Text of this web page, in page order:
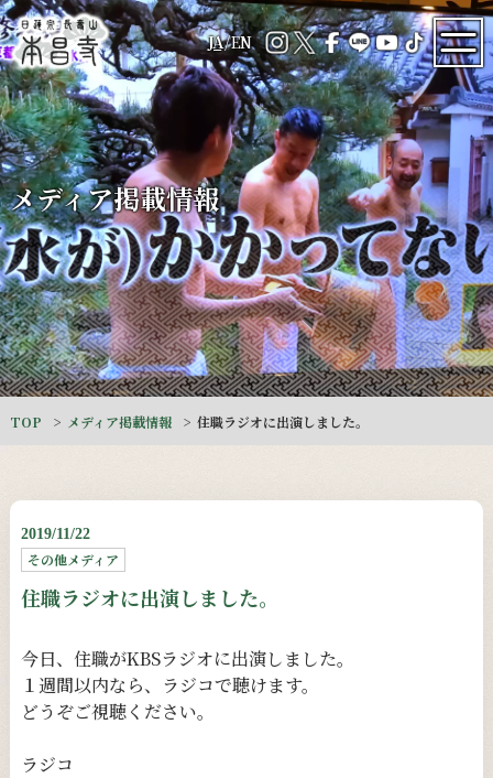
JA/EN
メディア掲載情報
TOP メディア掲載情報 住職ラジオに出演しました。
2019/11/22
その他メディア
住職ラジオに出演しました。
今日、住職がKBSラジオに出演しました。
１週間以内なら、ラジコで聴けます。
どうぞご視聴ください。
ラジコ